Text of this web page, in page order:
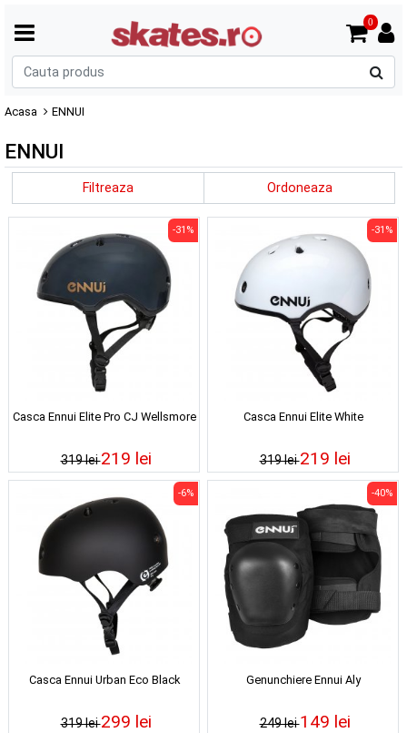
0
Acasa ENNUI
ENNUI
Filtreaza Ordoneaza
Casca Ennui Elite Pro CJ Wellsmore
319 lei
-31%
219 lei
Casca Ennui Elite White
319 lei
-31%
219 lei
Casca Ennui Urban Eco Black
319 lei
-6%
299 lei
Genunchiere Ennui Aly
249 lei
-40%
149 lei